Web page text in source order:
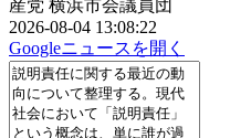
産党 横浜市会議員団
2026-08-04 13:08:22
Googleニュースを開く